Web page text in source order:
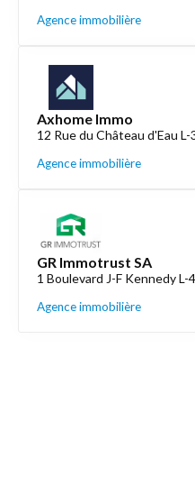
Agence immobilière
Axhome Immo
12 Rue du Château d'Eau
Agence immobilière
GR Immotrust SA
1 Boulevard J-F Kennedy
Agence immobilière